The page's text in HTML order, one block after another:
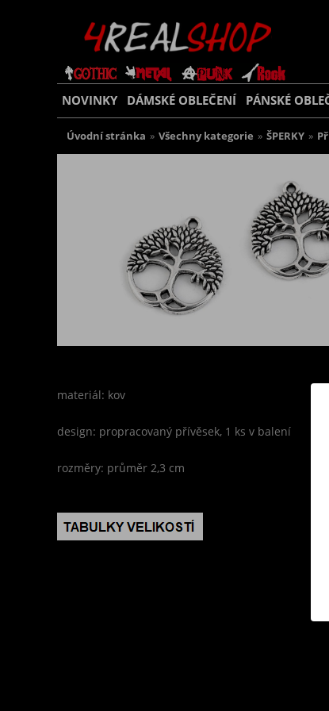
NOVINKY DÁMSKÉ OBLEČENÍ PÁNSKÉ
Úvodní stránka » Všechny kategorie » ŠPERKY »
materiál: kov
design: propracovaný přívěsek, 1 ks v balení
rozměry: průměr 2,3 cm